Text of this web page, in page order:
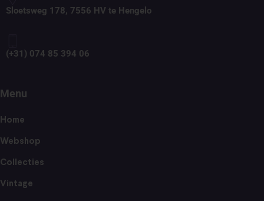
Sloetsweg 178, 7556 HV te Hengelo
(+31) 074 85 394 06
Menu
Home
Webshop
Collecties
Vintage